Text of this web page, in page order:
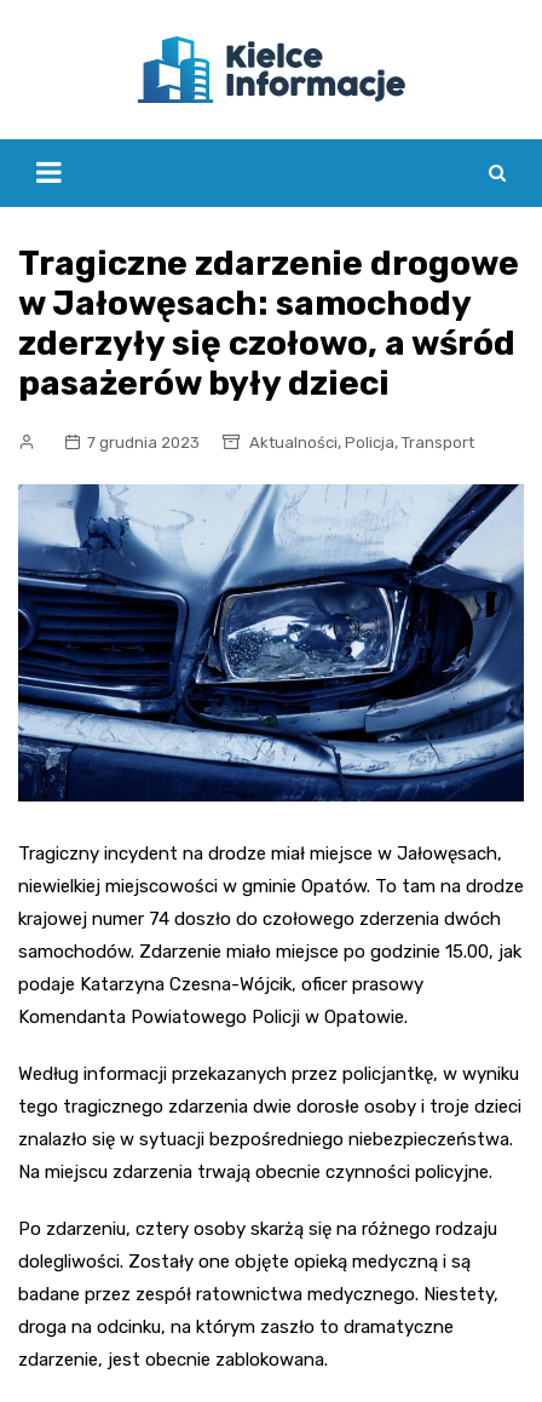
Tragiczne zdarzenie drogowe
w Jałowęsach: samochody
zderzyły się czołowo, a wśród
pasażerów były dzieci
7 grudnia 2023 Aktualności, Policja, Transport
Tragiczny incydent na drodze miał miejsce w Jałowęsach,
niewielkiej miejscowości w gminie Opatów. To tam na drodze
krajowej numer 74 doszło do czołowego zderzenia dwóch
samochodów. Zdarzenie miało miejsce po godzinie 15.00, jak
podaje Katarzyna Czesna-Wójcik, oficer prasowy
Komendanta Powiatowego Policji w Opatowie.
Według informacji przekazanych przez policjantkę, w wyniku
tego tragicznego zdarzenia dwie dorosłe osoby i troje dzieci
znalazło się w sytuacji bezpośredniego niebezpieczeństwa.
Na miejscu zdarzenia trwają obecnie czynności policyjne.
Po zdarzeniu, cztery osoby skarżą się na różnego rodzaju
dolegliwości. Zostały one objęte opieką medyczną i są
badane przez zespół ratownictwa medycznego. Niestety,
droga na odcinku, na którym zaszło to dramatyczne
zdarzenie, jest obecnie zablokowana.